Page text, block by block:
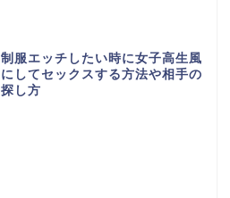
制服エッチしたい時に女子高生風
にしてセックスする方法や相手の
探し方